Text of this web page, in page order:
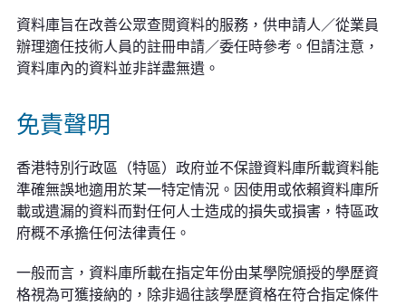
資料庫旨在改善公眾查閱資料的服務，供申請人／從業員
辦理適任技術人員的註冊申請／委任時參考。但請注意，
資料庫內的資料並非詳盡無遺。
免責聲明
香港特別行政區（特區）政府並不保證資料庫所載資料能
準確無誤地適用於某一特定情況。因使用或依賴資料庫所
載或遺漏的資料而對任何人士造成的損失或損害，特區政
府概不承擔任何法律責任。
一般而言，資料庫所載在指定年份由某學院頒授的學歷資
格視為可獲接納的，除非過往該學歷資格在符合指定條件